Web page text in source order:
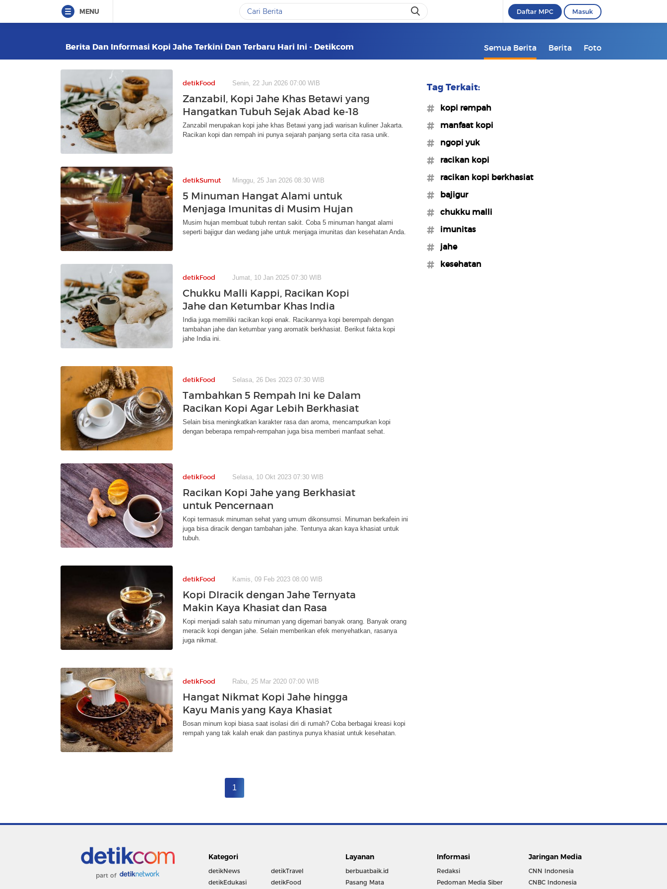
MENU Daftar MPC Masuk
Berita Dan Informasi Kopi Jahe Terkini Dan Terbaru Hari Ini - Detikcom Semua Berita Berita Foto
detikFood Senin, 22 Jun 2026 07:00 WIB
Zanzabil, Kopi Jahe Khas Betawi yang
Hangatkan Tubuh Sejak Abad ke-18
Zanzabil merupakan kopi jahe khas Betawi yang jadi warisan kuliner Jakarta.
Racikan kopi dan rempah ini punya sejarah panjang serta cita rasa unik.
detikSumut Minggu, 25 Jan 2026 08:30 WIB
5 Minuman Hangat Alami untuk
Menjaga Imunitas di Musim Hujan
Musim hujan membuat tubuh rentan sakit. Coba 5 minuman hangat alami
seperti bajigur dan wedang jahe untuk menjaga imunitas dan kesehatan Anda.
detikFood Jumat, 10 Jan 2025 07:30 WIB
Chukku Malli Kappi, Racikan Kopi
Jahe dan Ketumbar Khas India
India juga memiliki racikan kopi enak. Racikannya kopi berempah dengan
tambahan jahe dan ketumbar yang aromatik berkhasiat. Berikut fakta kopi
jahe India ini.
detikFood Selasa, 26 Des 2023 07:30 WIB
Tambahkan 5 Rempah Ini ke Dalam
Racikan Kopi Agar Lebih Berkhasiat
Selain bisa meningkatkan karakter rasa dan aroma, mencampurkan kopi
dengan beberapa rempah-rempahan juga bisa memberi manfaat sehat.
detikFood Selasa, 10 Okt 2023 07:30 WIB
Racikan Kopi Jahe yang Berkhasiat
untuk Pencernaan
Kopi termasuk minuman sehat yang umum dikonsumsi. Minuman berkafein ini
juga bisa diracik dengan tambahan jahe. Tentunya akan kaya khasiat untuk
tubuh.
detikFood Kamis, 09 Feb 2023 08:00 WIB
Kopi DIracik dengan Jahe Ternyata
Makin Kaya Khasiat dan Rasa
Kopi menjadi salah satu minuman yang digemari banyak orang. Banyak orang
meracik kopi dengan jahe. Selain memberikan efek menyehatkan, rasanya
juga nikmat.
detikFood Rabu, 25 Mar 2020 07:00 WIB
Hangat Nikmat Kopi Jahe hingga
Kayu Manis yang Kaya Khasiat
Bosan minum kopi biasa saat isolasi diri di rumah? Coba berbagai kreasi kopi
rempah yang tak kalah enak dan pastinya punya khasiat untuk kesehatan.
1
Tag Terkait:
#kopi rempah
#manfaat kopi
#ngopi yuk
#racikan kopi
#racikan kopi berkhasiat
#bajigur
#chukku malli
#imunitas
#jahe
#kesehatan
part of
Kategori
detikNews
detikEdukasi
detikTravel
detikFood
Layanan
berbuatbaik.id
Pasang Mata
Informasi
Redaksi
Pedoman Media Siber
Jaringan Media
CNN Indonesia
CNBC Indonesia